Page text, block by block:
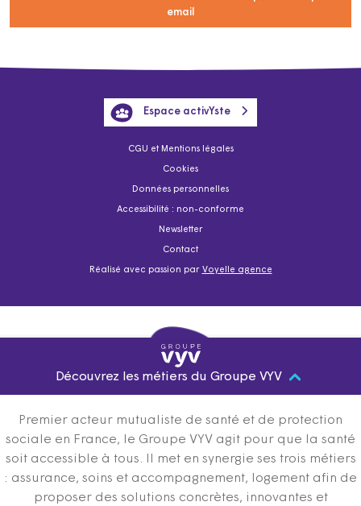
email
CGU et Mentions légales
Cookies
Données personnelles
Accessibilité : non-conforme
Newsletter
Contact
Réalisé avec passion par Voyelle agence
Espace activYste
Découvrez les métiers du Groupe VYV
Premier acteur mutualiste de santé et de protection
sociale en France, le Groupe VYV agit pour que la santé
soit accessible à tous. Il met en synergie ses trois métiers
: assurance, soins et accompagnement, logement afin de
proposer des solutions concrètes, innovantes et